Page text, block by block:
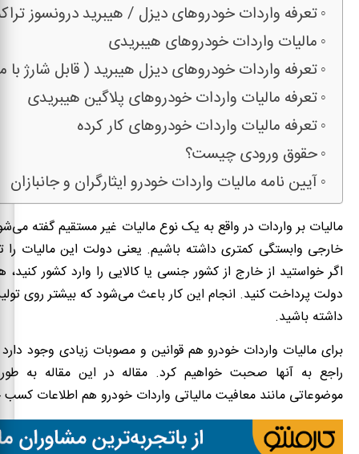
تعرفه واردات خودروهای دیزل / هیبرید درونسوز
مالیات واردات خودروهای هیبریدی
تعرفه واردات خودروهای دیزل هیبرید ( قابل شارژ
تعرفه مالیات واردات خودروهای پلاگین هیبریدی
تعرفه مالیات واردات خودروهای کار کرده
حقوق ورودی چیست؟
آیین نامه مالیات واردات خودرو ایثارگران و جانبازان
مالیات بر واردات در واقع به یک نوع مالیات غیر مستقیم گفته
خارجی وابستگی کمتری داشته باشیم. یعنی دولت این مالیات را
اگر خواستید از خارج از کشور جنسی یا کالایی را وارد کشور کنید،
دولت پرداخت کنید. انجام این کار باعث می‌شود که بیشتر روی
داشته باشید.
برای مالیات واردات خودرو هم قوانین و مصوبات زیادی وجود
راجع به آنها صحبت خواهیم کرد. مقاله در این مقاله به
موضوعاتی مانند معافیت مالیاتی واردات خودرو هم اطلاعات کسب